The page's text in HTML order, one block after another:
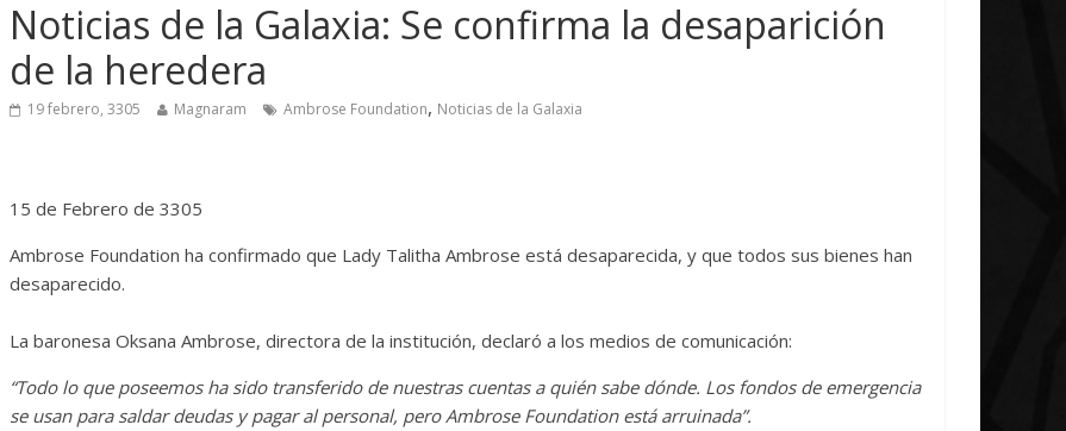
Noticias de la Galaxia: Se confirma la desaparición
de la heredera
19 febrero, 3305 Magnaram Ambrose Foundation, Noticias de la Galaxia
15 de Febrero de 3305
Ambrose Foundation ha confirmado que Lady Talitha Ambrose está desaparecida, y que todos sus bienes han
desaparecido.
La baronesa Oksana Ambrose, directora de la institución, declaró a los medios de comunicación:
“Todo lo que poseemos ha sido transferido de nuestras cuentas a quién sabe dónde. Los fondos de emergencia
se usan para saldar deudas y pagar al personal, pero Ambrose Foundation está arruinada”.
Mayo de 2026
Initiative Concludes
Unica